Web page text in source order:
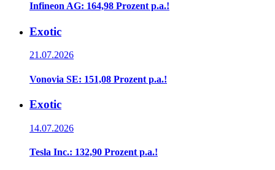
Infineon AG: 164,98 Prozent p.a.!
Exotic
21.07.2026
Vonovia SE: 151,08 Prozent p.a.!
Exotic
14.07.2026
Tesla Inc.: 132,90 Prozent p.a.!